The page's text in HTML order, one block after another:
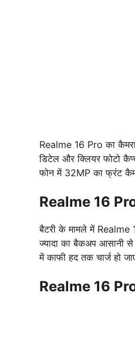
Realme 16 Pro का
डिटेल और क्लियर फोटो
फोन में 32MP का फ्रंट
Realme 16
बैटरी के मामले में Realme
ज्यादा का बैकअप आसानी से
में काफी हद तक चार्ज हो
Realme 16